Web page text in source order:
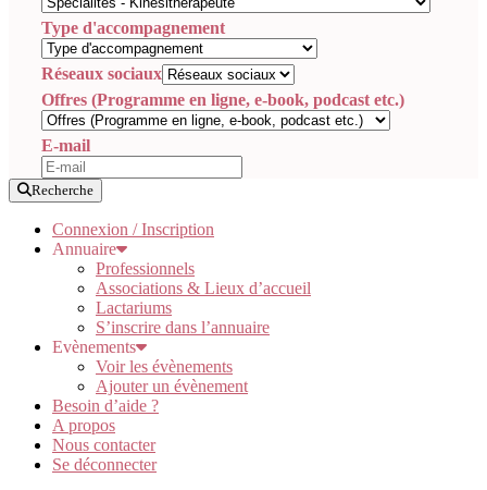
Type d'accompagnement
Réseaux sociaux
Offres (Programme en ligne, e-book, podcast etc.)
E-mail
Recherche
Connexion / Inscription
Annuaire
Professionnels
Associations & Lieux d’accueil
Lactariums
S’inscrire dans l’annuaire
Evènements
Voir les évènements
Ajouter un évènement
Besoin d’aide ?
A propos
Nous contacter
Se déconnecter